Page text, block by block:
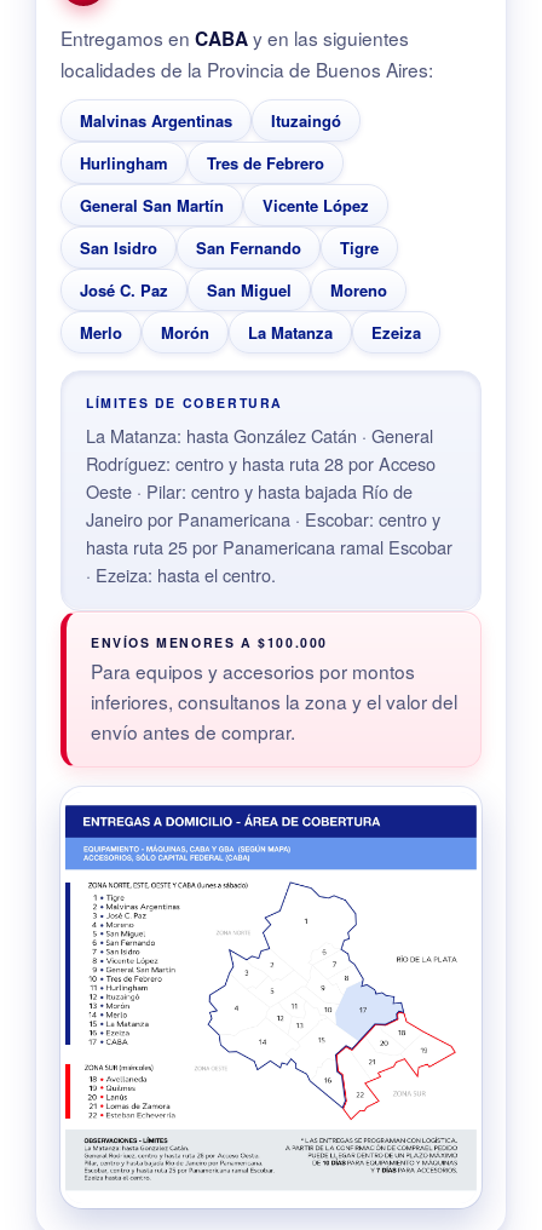
Entregamos en CABAy en las siguientes
localidades de la Provincia de Buenos Aires:
Malvinas Argentinas
Ituzaingó
Hurlingham
Tres de Febrero
General San Martín
Vicente López
San Isidro
San Fernando
Tigre
José C. Paz
San Miguel
Moreno
Merlo
Morón La Matanza Ezeiza
LÍMITES DE COBERTURA
La Matanza: hasta González Catán · General
Rodríguez: centro y hasta ruta 28 por Acceso
Oeste · Pilar: centro y hasta bajada Río de
Janeiro por Panamericana · Escobar: centro y
hasta ruta 25 por Panamericana ramal Escobar
· Ezeiza: hasta el centro.
ENVÍOS MENORES A $100.000
Para equipos y accesorios por montos
inferiores, consultanos la zona y el valor del
envío antes de comprar.